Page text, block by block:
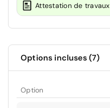
Attestation de travaux
Options incluses (7)
Option